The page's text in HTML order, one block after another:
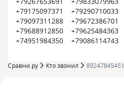
+79175097371
+79097311288
+79688912850
+74951984350
+79290710033
+79672386701
+79625484363
+79086114743
Сравни.ру Кто звонил 89247845451